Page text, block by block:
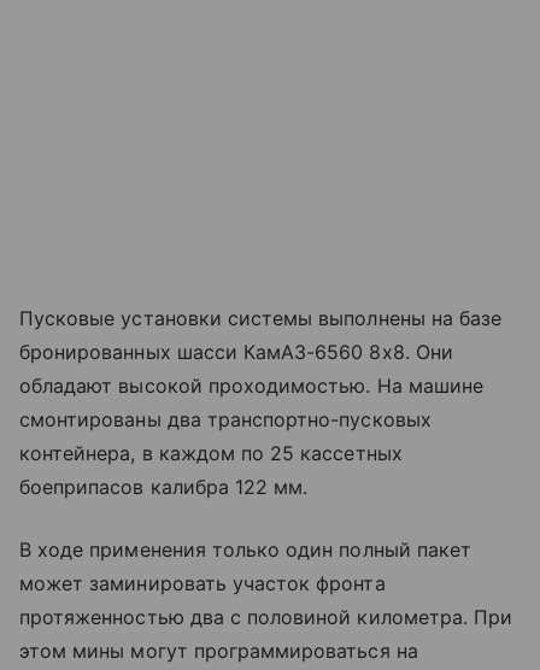
Пусковые установки системы выполнены на базе
бронированных шасси КамАЗ-6560 8х8. Они
обладают высокой проходимостью. На машине
смонтированы два транспортно-пусковых
контейнера, в каждом по 25 кассетных
боеприпасов калибра 122 мм.
В ходе применения только один полный пакет
может заминировать участок фронта
протяженностью два с половиной километра. При
этом мины могут программироваться на